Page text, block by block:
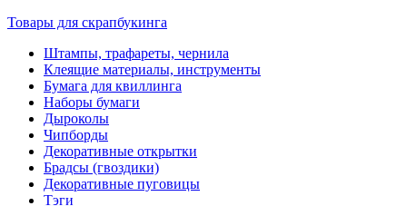
Товары для скрапбукинга
Штампы, трафареты, чернила
Клеящие материалы, инструменты
Бумага для квиллинга
Наборы бумаги
Дыроколы
Чипборды
Декоративные открытки
Брадсы (гвоздики)
Декоративные пуговицы
Тэги